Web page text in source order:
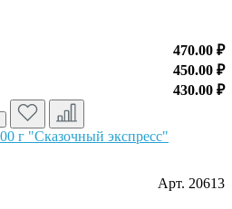
470.00 ₽
450.00 ₽
430.00 ₽
Арт. 20613